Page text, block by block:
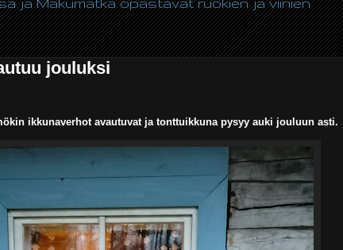
jouluksi
ikkunaverhot avautuvat ja tonttuikkuna pysyy auki jouluun asti.